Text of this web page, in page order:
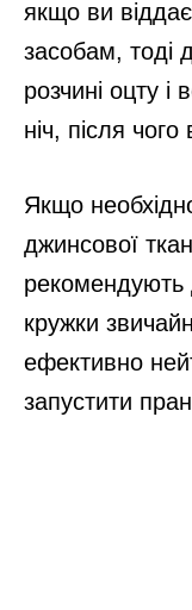
якщо ви
засобам, тоді
розчині оцту
ніч, після
Якщо
джинсової
рекомендують
кружки
ефективно
запустити